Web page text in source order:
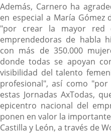
Además, Carnero ha
en especial a María Gómez
"por crear la mayor red
emprendedoras de habla
con más de 350.000
donde todas se apoyan
visibilidad del talento
profesional", así como
estas Jornadas AxTodas,
epicentro nacional del
ponen en valor la
Castilla y León, a través de